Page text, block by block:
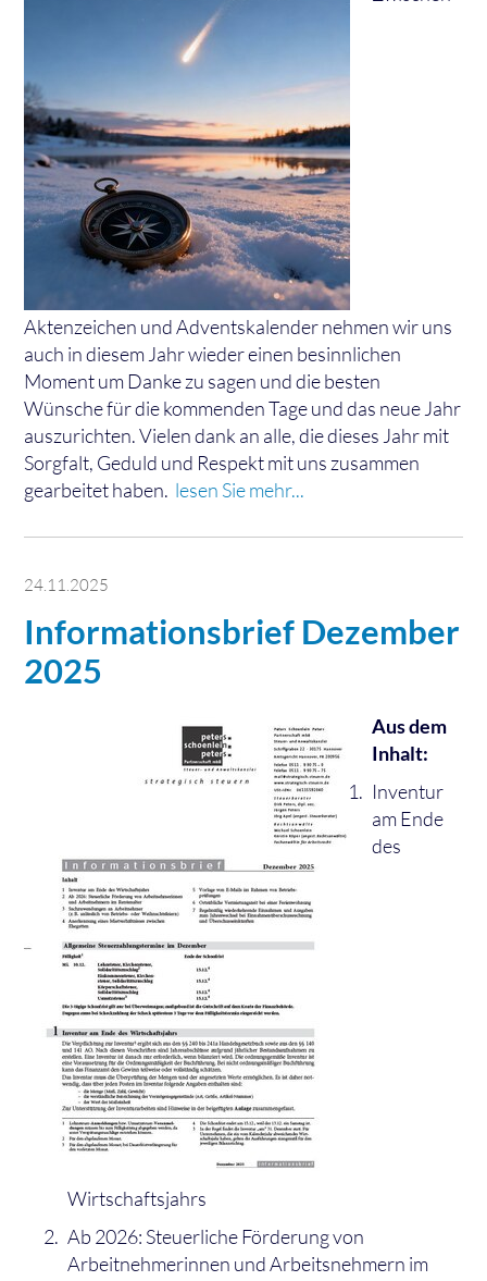
Aktenzeichen und Adventskalender nehmen wir uns
auch in diesem Jahr wieder einen besinnlichen
Moment um Danke zu sagen und die besten
Wünsche für die kommenden Tage und das neue Jahr
auszurichten. Vielen dank an alle, die dieses Jahr mit
Sorgfalt, Geduld und Respekt mit uns zusammen
gearbeitet haben. lesen Sie mehr...
24.11.2025
Informationsbrief Dezember
2025
Aus dem
Inhalt:
Inventur
am Ende
des
Wirtschaftsjahrs
Ab 2026: Steuerliche Förderung von
Arbeitnehmerinnen und Arbeitsnehmern im